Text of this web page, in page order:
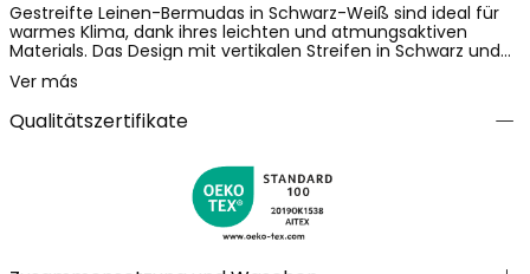
Gestreifte Leinen-Bermudas in Schwarz-Weiß sind ideal für
warmes Klima, dank ihres leichten und atmungsaktiven
Materials. Das Design mit vertikalen Streifen in Schwarz und
Weiß verleiht einen klassischen und eleganten Touch.
Erhältlich in Größen von 2 bis 14 Jahren, sind sie perfekt für
wachsende Kinder geeignet. Ihre funktionale Struktur umfasst
Gürtelschlaufen und einen Knopfverschluss, die einen
T-Shirts oder leichten Hemden, verleihen sie jedem lässigen
Sommeranlass einen frischen und eleganten Stil.
Ver más
Qualitätszertifikate